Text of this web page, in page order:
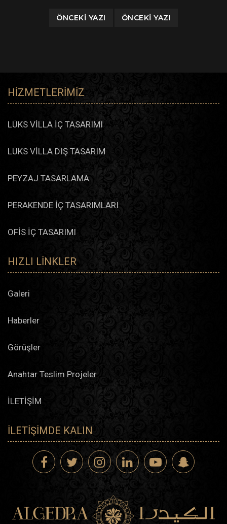
ÖNCEKI YAZI ÖNCEKI YAZI
HIZMETLERIMIZ
LÜKS VİLLA İÇ TASARIMI
LÜKS VİLLA DIŞ TASARIM
PEYZAJ TASARLAMA
PERAKENDE İÇ TASARIMLARI
OFİS İÇ TASARIMI
HIZLI LINKLER
Galeri
Haberler
Görüşler
Anahtar Teslim Projeler
İLETİŞİM
İLETIŞIMDE KALIN